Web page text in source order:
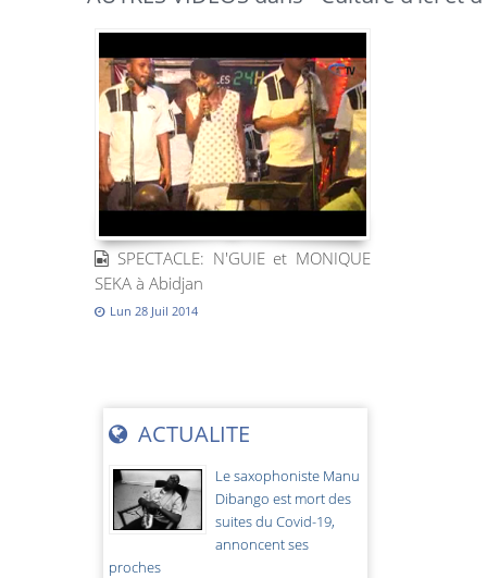
SPECTACLE: N'GUIE et MONIQUE
SEKA à Abidjan
Lun 28 Juil 2014
ACTUALITE
Le saxophoniste Manu
Dibango est mort des
suites du Covid-19,
annoncent ses
proches